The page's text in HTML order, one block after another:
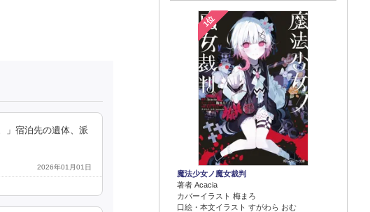
」宿泊先の遺体、派
2026年01月01日
1位
魔法少女ノ魔女裁判
著者 Acacia
カバーイラスト 梅まろ
口絵・本文イラスト すがわら おむ